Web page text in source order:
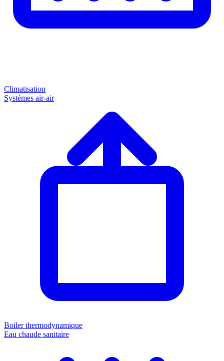
Climatisation
Systèmes air-air
Boiler thermodynamique
Eau chaude sanitaire